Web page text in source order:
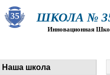
ШКОЛА № 35
Инновационная Школа
Наша школа